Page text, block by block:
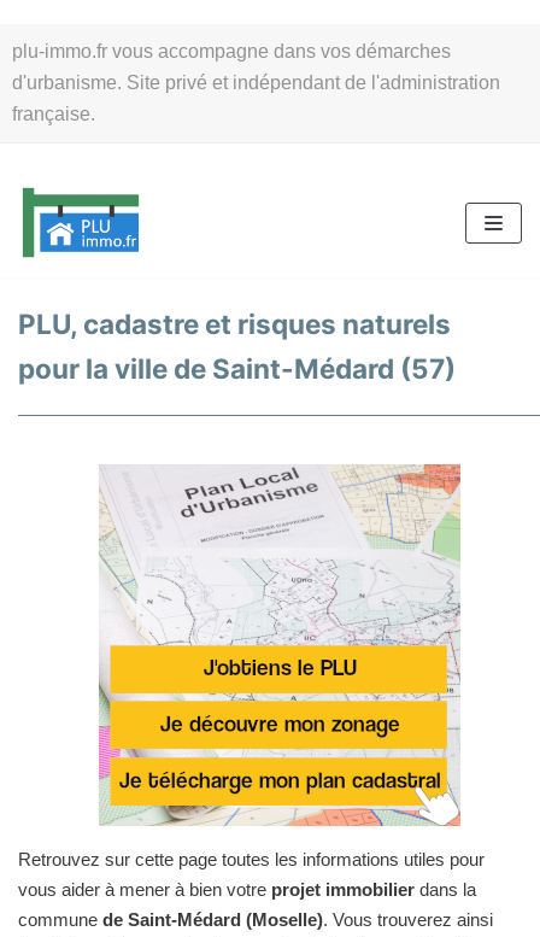
plu-immo.fr vous accompagne dans vos démarches
d'urbanisme. Site privé et indépendant de l'administration
française.
au
contenu
PLU, cadastre et risques naturels
pour la ville de Saint-Médard (57)
Retrouvez sur cette page toutes les informations utiles pour
vous aider à mener à bien votre projet immobilier dans la
commune de Saint-Médard (Moselle). Vous trouverez ainsi